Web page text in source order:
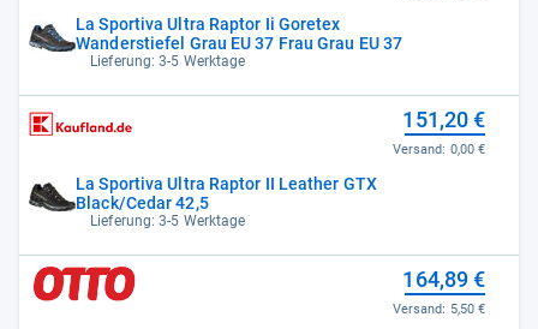
La Sportiva Ultra Raptor Ii Goretex
Wanderstiefel Grau EU 37 Frau Grau EU 37
Lieferung: 3-5 Werktage
La Sportiva Ultra Raptor II Leather GTX
Black/Cedar 42,5
Lieferung: 3-5 Werktage
151,20 €
Versand: 0,00 €
164,89 €
Versand: 5,50 €